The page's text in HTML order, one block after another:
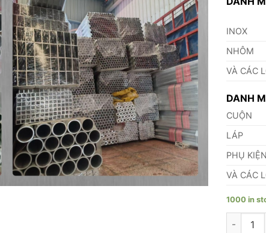
INOX
NHÔM
VÀ CÁC
DANH
CUỘN
LÁP
PHỤ KIỆN
VÀ CÁC
1000 in
Ống